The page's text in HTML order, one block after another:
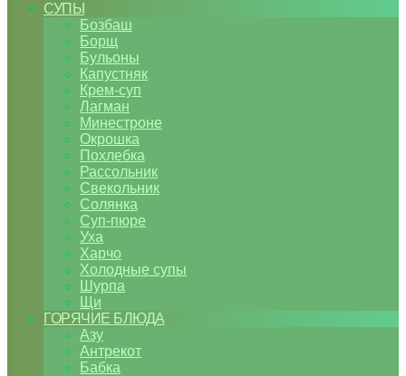
СУПЫ
Бозбаш
Борщ
Бульоны
Капустняк
Крем-суп
Лагман
Минестроне
Окрошка
Похлебка
Рассольник
Свекольник
Солянка
Суп-пюре
Уха
Харчо
Холодные супы
Шурпа
Щи
ГОРЯЧИЕ БЛЮДА
Азу
Антрекот
Бабка